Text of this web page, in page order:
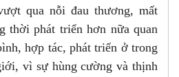
qua nỗi đau thương, mất
thời phát triển hơn nữa quan
hợp tác, phát triển ở trong
vì sự hùng cường và thịnh